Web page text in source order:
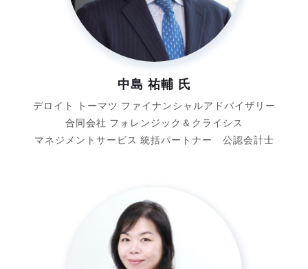
中島 祐輔 氏
デロイト トーマツ ファイナンシャルアドバイザリー
合同会社 フォレンジック＆クライシス
マネジメントサービス 統括パートナー 公認会計士